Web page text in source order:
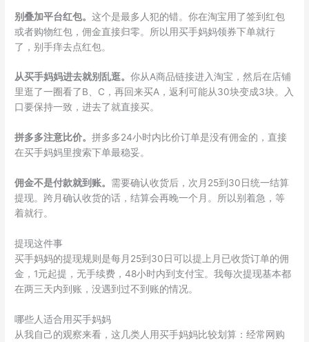
别叠加平台红包。这个是最多人犯的错。你在淘宝用了签到红包
或者购物红包，佣金直接归零。所以用买手妈妈领券下单就行
了，别手痒去点红包。
从买手妈妈进去就别乱逛。你从A商品链接进入淘宝，然后在店铺
里逛了一圈看了B、C，再回来买A，返利可能从30块变成3块。入
口要保持一致，进去了就直接买。
拼多多注意比价。拼多多24小时内比价订单是没有佣金的，直接
在买手妈妈里搜索下单最稳妥。
佣金不是付款就到账。 需要确认收货后，次月25到30日统一结算
提现。跨月确认收货的话，结算会再晚一个月。所以别着急，等
着就行。
提现这件事
买手妈妈的提现规则是每月25到30日可以提上月已收货订单的佣
金，1元起提，无手续费，48小时内到支付宝。我每次提现基本都
在两三天内到账，没遇到过不到账的情况。
哪些人适合用买手妈妈
从我自己的观察来看，这几类人用买手妈妈比较划算：经常网购